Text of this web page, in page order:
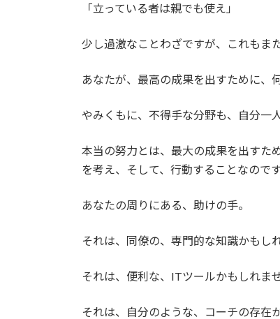
「立っている者は親でも使え」
少し過激なことわざですが、これもま
あなたが、最高の成果を出すために、
やみくもに、不得手な分野も、自分一
本当の努力とは、最大の成果を出すた
を考え、そして、行動することなのです
あなたの周りにある、助けの手。
それは、同僚の、専門的な知識かもし
それは、便利な、ITツールかもしれませ
それは、自分のような、コーチの存在